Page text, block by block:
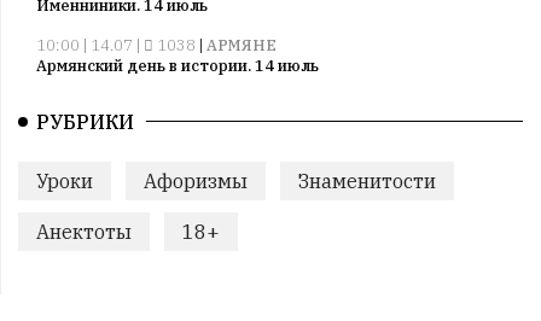
Именниники. 14 июль
10:00 | 14.07 |
1038 | АРМЯНЕ
Армянский день в истории. 14 июль
Все праздники. 14 июль
Воскресенье. 14 июль
09:00 | 13.07 |
1009| ПРАЗДНИКИ
РУБРИКИ
Уроки Афоризмы Знаменитости
Анектоты 18+